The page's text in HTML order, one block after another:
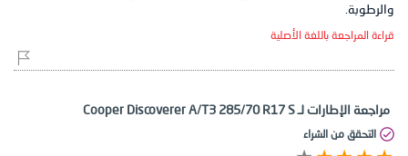
والرطوبة.
قراءة المراجعة باللغة الأصلية
مراجعة الإطارات لـ Cooper Discoverer A/T3 285/70 R17 S
التحقق من الشراء